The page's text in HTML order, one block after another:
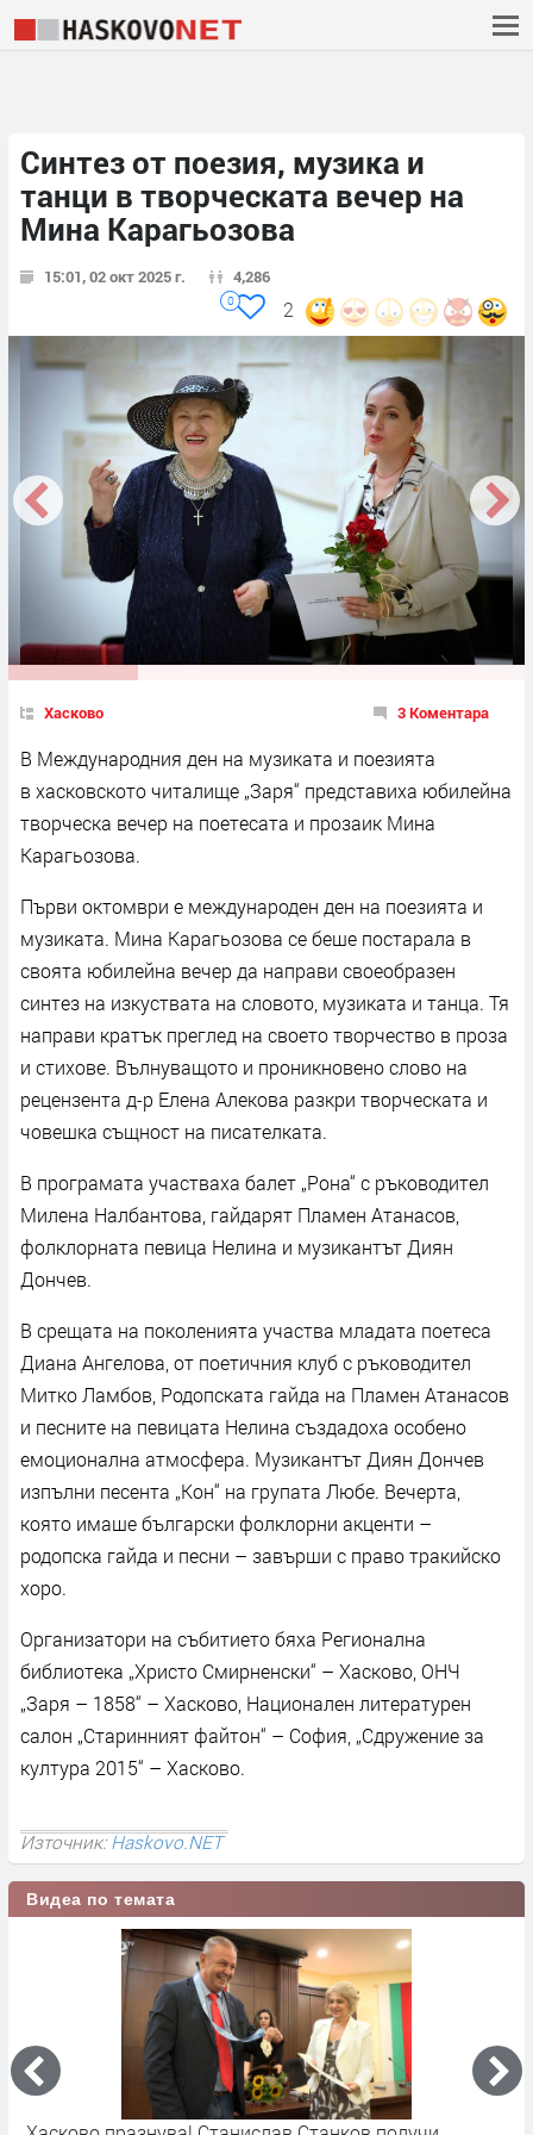
Синтез от поезия, музика и
танци в творческата вечер на
Мина Карагьозова
15:01, 02 окт 2025 г. 4,286
2
0
Хасково 3 Коментара
В Международния ден на музиката и поезията
в хасковското читалище „Заря“ представиха юбилейна
творческа вечер на поетесата и прозаик Мина
Карагьозова.
Първи октомври е международен ден на поезията и
музиката. Мина Карагьозова се беше постарала в
своята юбилейна вечер да направи своеобразен
синтез на изкуствата на словото, музиката и танца. Тя
направи кратък преглед на своето творчество в проза
и стихове. Вълнуващото и проникновено слово на
рецензента д-р Елена Алекова разкри творческата и
човешка същност на писателката.
В програмата участваха балет „Рона“ с ръководител
Милена Налбантова, гайдарят Пламен Атанасов,
фолклорната певица Нелина и музикантът Диян
Дончев.
В срещата на поколенията участва младата поетеса
Диана Ангелова, от поетичния клуб с ръководител
Митко Ламбов, Родопската гайда на Пламен Атанасов
и песните на певицата Нелина създадоха особено
емоционална атмосфера. Музикантът Диян Дончев
изпълни песента „Кон“ на групата Любе. Вечерта,
която имаше български фолклорни акценти –
родопска гайда и песни – завърши с право тракийско
хоро.
Организатори на събитието бяха Регионална
библиотека „Христо Смирненски“ – Хасково, ОНЧ
„Заря – 1858“ – Хасково, Национален литературен
салон „Старинният файтон“ – София, „Сдружение за
култура 2015“ – Хасково.
Източник:Haskovo.NET
Видеа по темата